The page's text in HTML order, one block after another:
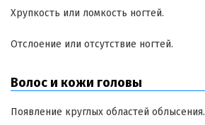
Хрупкость или ломкость ногтей.
Отслоение или отсутствие ногтей.
Волос и кожи головы
Появление круглых областей облысения.